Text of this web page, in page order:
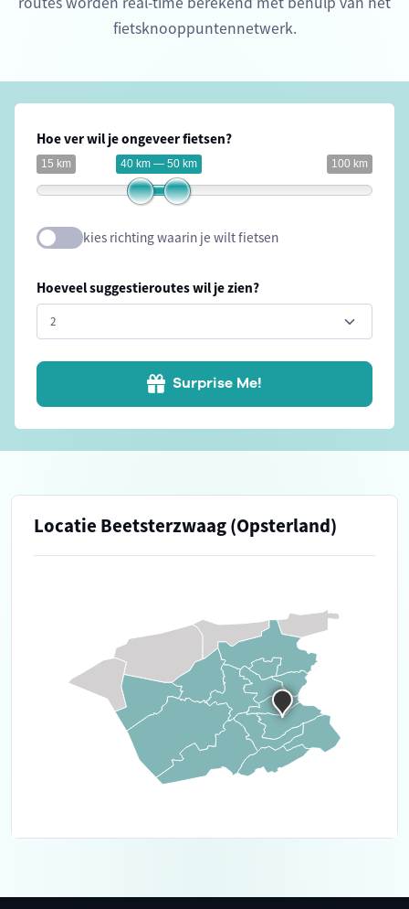
fietsknooppuntennetwerk.
Hoe ver wil je ongeveer fietsen?
15 km 100 km
40 km — 50 km
kies richting waarin je wilt fietsen
Hoeveel suggestieroutes wil je zien?
Surprise Me!
Locatie Beetsterzwaag (Opsterland)